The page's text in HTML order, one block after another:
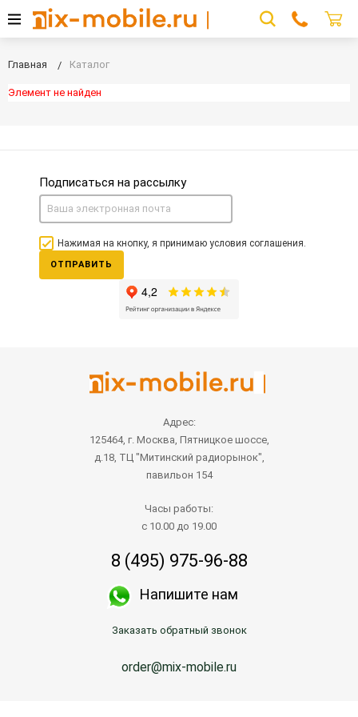
Главная Каталог
Элемент не найден
Подписаться на рассылку
Нажимая на кнопку, я принимаю условия соглашения.
ОТПРАВИТЬ
Адрес:
125464, г. Москва, Пятницкое шоссе,
д.18, ТЦ "Митинский радиорынок",
павильон 154
Часы работы:
с 10.00 до 19.00
8 (495) 975-96-88
Напишите нам
Заказать обратный звонок
order@mix-mobile.ru